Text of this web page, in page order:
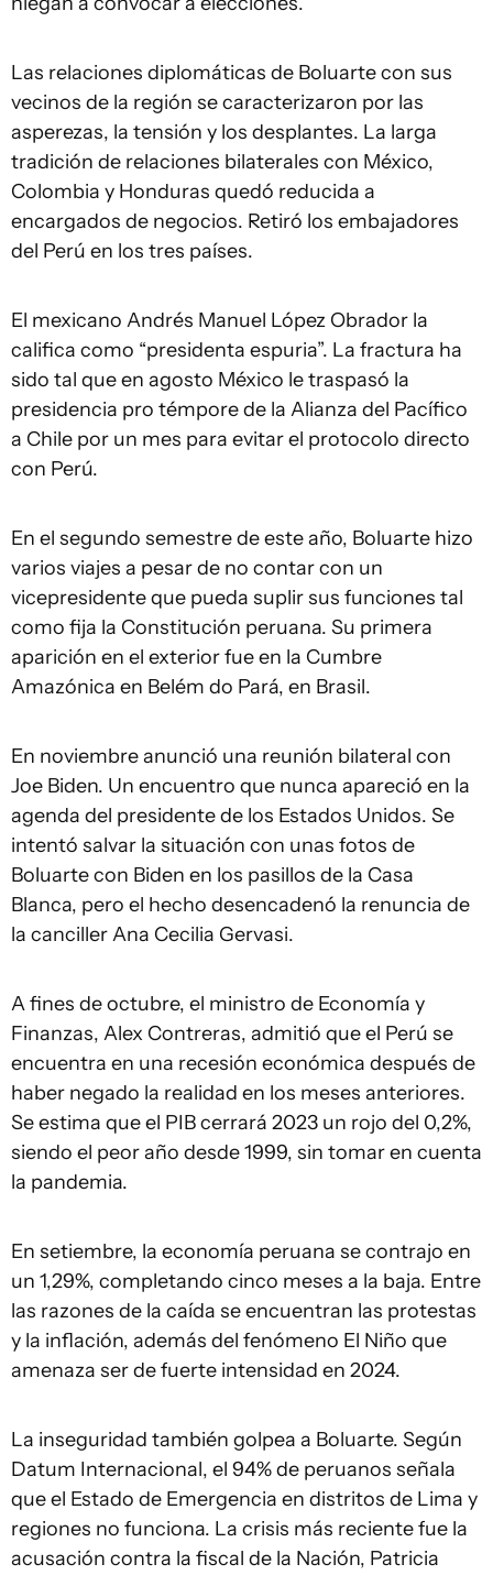
Las relaciones diplomáticas de Boluarte con sus
vecinos de la región se caracterizaron por las
asperezas, la tensión y los desplantes. La larga
tradición de relaciones bilaterales con México,
Colombia y Honduras quedó reducida a
encargados de negocios. Retiró los embajadores
del Perú en los tres países.
El mexicano Andrés Manuel López Obrador la
califica como “presidenta espuria”. La fractura ha
sido tal que en agosto México le traspasó la
presidencia pro témpore de la Alianza del Pacífico
a Chile por un mes para evitar el protocolo directo
con Perú.
En el segundo semestre de este año, Boluarte hizo
varios viajes a pesar de no contar con un
vicepresidente que pueda suplir sus funciones tal
como fija la Constitución peruana. Su primera
aparición en el exterior fue en la Cumbre
Amazónica en Belém do Pará, en Brasil.
En noviembre anunció una reunión bilateral con
Joe Biden. Un encuentro que nunca apareció en la
agenda del presidente de los Estados Unidos. Se
intentó salvar la situación con unas fotos de
Boluarte con Biden en los pasillos de la Casa
Blanca, pero el hecho desencadenó la renuncia de
la canciller Ana Cecilia Gervasi.
A fines de octubre, el ministro de Economía y
Finanzas, Alex Contreras, admitió que el Perú se
encuentra en una recesión económica después de
haber negado la realidad en los meses anteriores.
Se estima que el PIB cerrará 2023 un rojo del 0,2%,
siendo el peor año desde 1999, sin tomar en cuenta
la pandemia.
En setiembre, la economía peruana se contrajo en
un 1,29%, completando cinco meses a la baja. Entre
las razones de la caída se encuentran las protestas
y la inflación, además del fenómeno El Niño que
amenaza ser de fuerte intensidad en 2024.
La inseguridad también golpea a Boluarte. Según
Datum Internacional, el 94% de peruanos señala
que el Estado de Emergencia en distritos de Lima y
regiones no funciona. La crisis más reciente fue la
acusación contra la fiscal de la Nación, Patricia